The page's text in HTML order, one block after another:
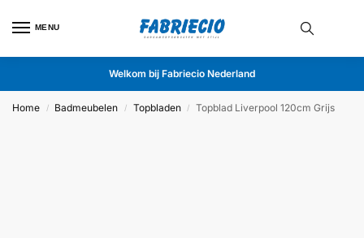
MENU
Welkom bij Fabriecio Nederland
Home / Badmeubelen / Topbladen / Topblad Liverpool 120cm Grijs